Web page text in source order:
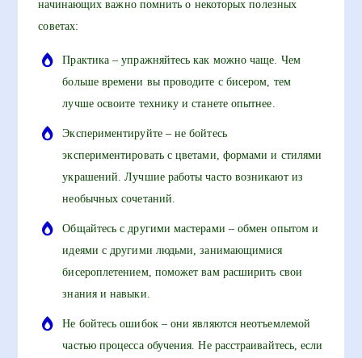
начинающих важно помнить о некоторых полезных
советах:
Практика – упражняйтесь как можно чаще. Чем
больше времени вы проводите с бисером, тем
лучше освоите технику и станете опытнее.
Экспериментируйте – не бойтесь
экспериментировать с цветами, формами и стилями
украшений. Лучшие работы часто возникают из
необычных сочетаний.
Общайтесь с другими мастерами – обмен опытом и
идеями с другими людьми, занимающимися
бисероплетением, поможет вам расширить свои
знания и навыки.
Не бойтесь ошибок – они являются неотъемлемой
частью процесса обучения. Не расстраивайтесь, если